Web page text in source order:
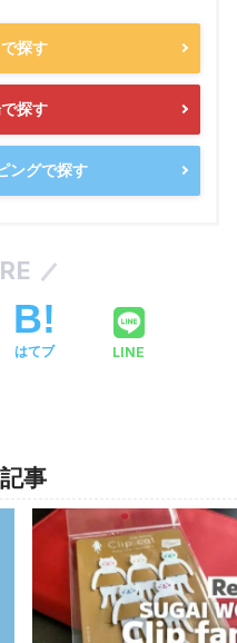
探す
探す
ングで探す
はてブ LINE
事